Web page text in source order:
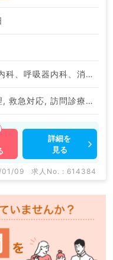
一般内科、循環器内科、呼吸器内科、消化器内科、老年内科
一般外来, 病棟管理, 救急対応, 訪問診療（居宅）
詳細を
見る
01/09 求人No. : 614384